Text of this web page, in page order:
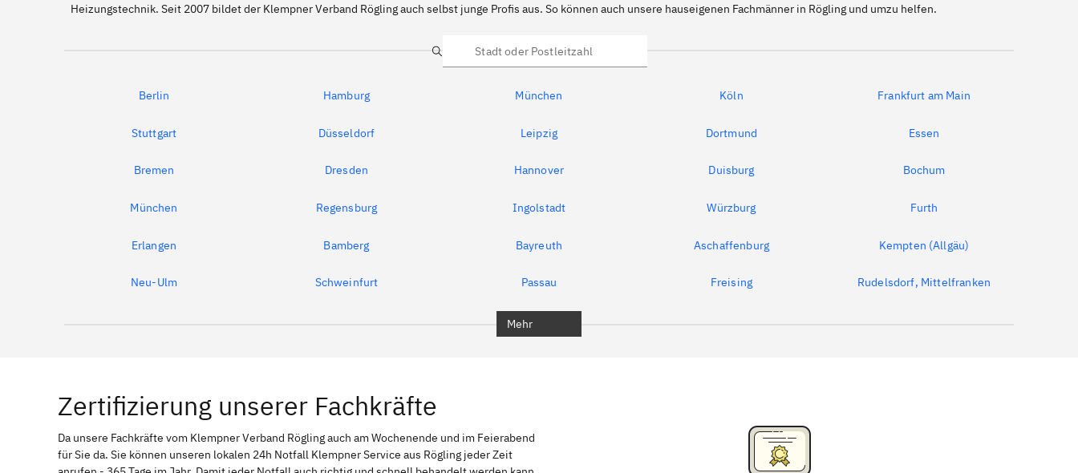
Heizungstechnik. Seit 2007 bildet der Klempner Verband Rögling auch selbst junge Profis aus. So können auch unsere hauseigenen Fachmänner in Rögling und umzu helfen.
Suche
Berlin Hamburg München Köln Frankfurt am Main
Stuttgart Düsseldorf Leipzig Dortmund Essen
Bremen Dresden Hannover Duisburg Bochum
München Regensburg Ingolstadt Würzburg Furth
Erlangen Bamberg Bayreuth Aschaffenburg Kempten (Allgäu)
Neu-Ulm Schweinfurt Passau Freising Rudelsdorf, Mittelfranken
Mehr
Zertifizierung unserer Fachkräfte
Da unsere Fachkräfte vom Klempner Verband Rögling auch am Wochenende und im Feierabend
für Sie da. Sie können unseren lokalen 24h Notfall Klempner Service aus Rögling jeder Zeit